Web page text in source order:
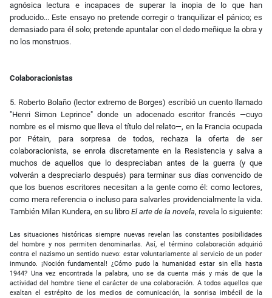
agnósica lectura e incapaces de superar la inopia de lo que han
producido... Este ensayo no pretende corregir o tranquilizar el pánico; es
demasiado para él solo; pretende apuntalar con el dedo meñique la obra y
no los monstruos.
Colaboracionistas
5. Roberto Bolaño (lector extremo de Borges) escribió un cuento llamado
"Henri Simon Leprince" donde un adocenado escritor francés —cuyo
nombre es el mismo que lleva el título del relato—, en la Francia ocupada
por Pétain, para sorpresa de todos, rechaza la oferta de ser
colaboracionista, se enrola discretamente en la Resistencia y salva a
muchos de aquellos que lo despreciaban antes de la guerra (y que
volverán a despreciarlo después) para terminar sus días convencido de
que los buenos escritores necesitan a la gente como él: como lectores,
como mera referencia o incluso para salvarles providencialmente la vida.
También Milan Kundera, en su libro El arte de la novela, revela lo siguiente:
Las situaciones históricas siempre nuevas revelan las constantes posibilidades
del hombre y nos permiten denominarlas. Así, el término colaboración adquirió
contra el nazismo un sentido nuevo: estar voluntariamente al servicio de un poder
inmundo. ¡Noción fundamental! ¿Cómo pudo la humanidad estar sin ella hasta
1944? Una vez encontrada la palabra, uno se da cuenta más y más de que la
actividad del hombre tiene el carácter de una colaboración. A todos aquellos que
exaltan el estrépito de los medios de comunicación, la sonrisa imbécil de la